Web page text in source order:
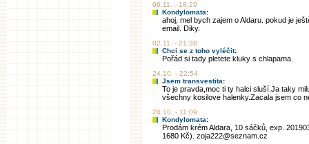
06.11. - 18:29
Kondylomata:
ahoj, mel bych zajem o Aldaru. pokud je
email. Diky.
02.11. - 21:38
Chci se z toho vyléčit:
Pořád si tady pletete kluky s chlapama.
24.10. - 22:54
Jsem transvestita:
To je pravda,moc ti ty halci sluší.Ja taky
všechny kosilove halenky.Zacala jsem co
24.10. - 11:09
Kondylomata:
Prodám krém Aldara, 10 sáčků, exp.
1680 Kč). zoja222@seznam.cz